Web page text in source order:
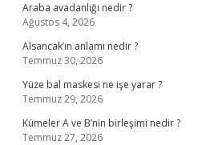
Araba avadanlığı nedir ?
Ağustos 4, 2026
Alsancak’ın anlamı nedir ?
Temmuz 30, 2026
Yüze bal maskesi ne işe yarar ?
Temmuz 29, 2026
Kümeler A ve B’nin birleşimi nedir ?
Temmuz 27, 2026